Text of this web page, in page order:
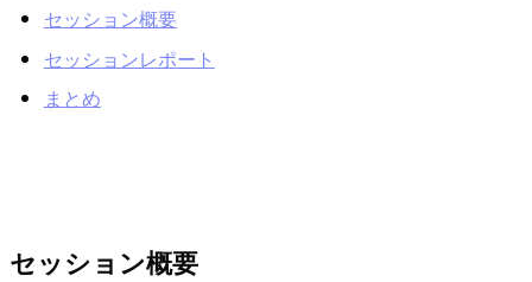
セッション概要
セッションレポート
まとめ
セッション概要